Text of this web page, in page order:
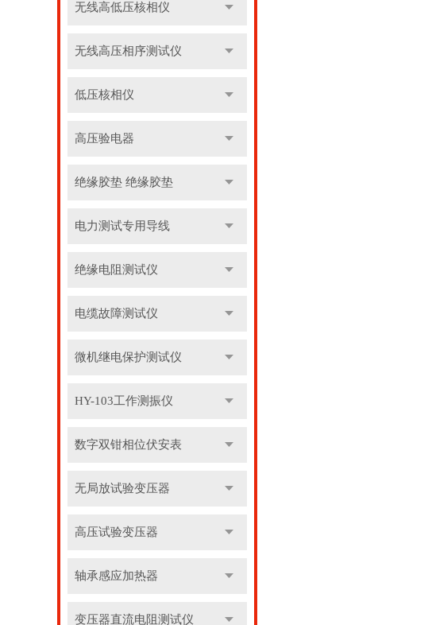
无线高低压核相仪
无线高压相序测试仪
低压核相仪
高压验电器
绝缘胶垫 绝缘胶垫
电力测试专用导线
绝缘电阻测试仪
电缆故障测试仪
微机继电保护测试仪
HY-103工作测振仪
数字双钳相位伏安表
无局放试验变压器
高压试验变压器
轴承感应加热器
变压器直流电阻测试仪